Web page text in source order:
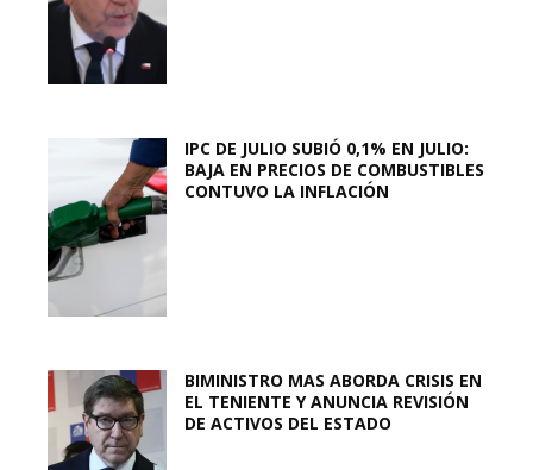
IPC DE JULIO SUBIÓ 0,1% EN JULIO:
BAJA EN PRECIOS DE COMBUSTIBLES
CONTUVO LA INFLACIÓN
BIMINISTRO MAS ABORDA CRISIS EN
EL TENIENTE Y ANUNCIA REVISIÓN
DE ACTIVOS DEL ESTADO